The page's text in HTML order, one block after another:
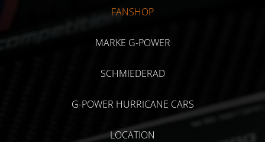
FANSHOP
MARKE G-POWER
SCHMIEDERAD
G-POWER HURRICANE CARS
LOCATION